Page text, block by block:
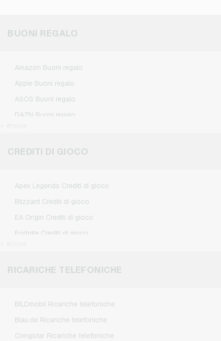
BUONI REGALO
Amazon Buoni regalo
Apple Buoni regalo
ASOS Buoni regalo
DAZN Buoni regalo
Flixbus Buoni regalo
TikTok Buoni regalo
Zalando Buoni regalo
CREDITI DI GIOCO
Apex Legends Crediti di gioco
Blizzard Crediti di gioco
EA Origin Crediti di gioco
Fortnite Crediti di gioco
Minecraft Crediti di gioco
RICARICHE TELEFONICHE
BILDmobil Ricariche telefoniche
Blau.de Ricariche telefoniche
Congstar Ricariche telefoniche